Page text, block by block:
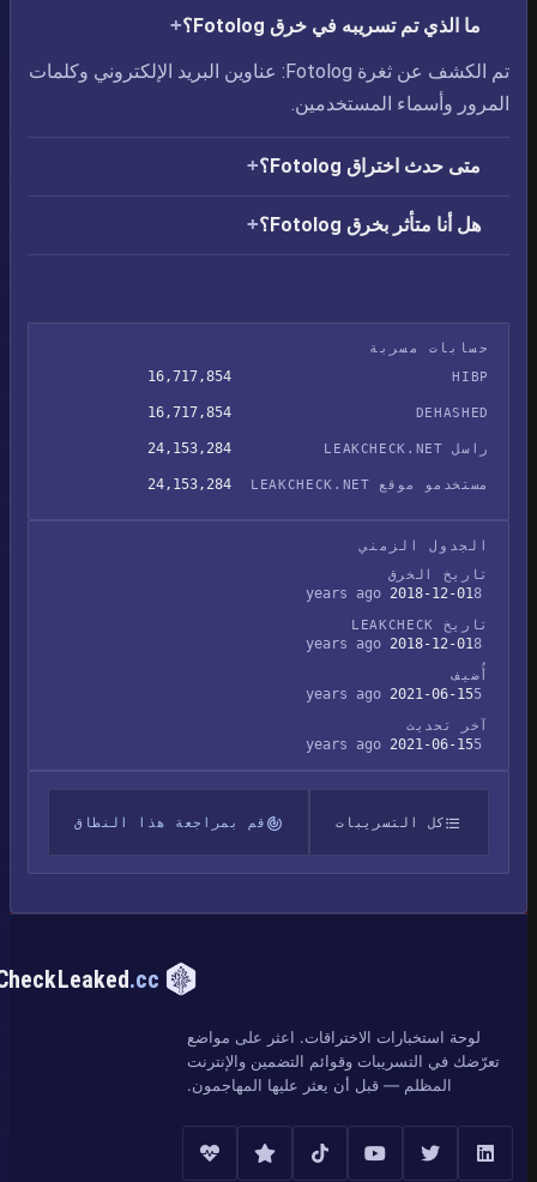
ما الذي تم تسريبه في خرق Fotolog؟
تم الكشف عن ثغرة Fotolog: عناوين البريد الإلكتروني وكلمات
المرور وأسماء المستخدمين.
متى حدث اختراق Fotolog؟
هل أنا متأثر بخرق Fotolog؟
حسابات مسربة
HIBP
16,717,854
DEHASHED
16,717,854
راسل LEAKCHECK.NET 24,153,284
مستخدمو موقع LEAKCHECK.NET 24,153,284
الجدول الزمني
تاريخ الخرق
2018-12-01
تاريخ LEAKCHECK
2018-12-01
أُضيف
2021-06-15
آخر تحديث
2021-06-15
كل التسريبات قم بمراجعة هذا النطاق
CheckLeaked.cc
لوحة استخبارات الاختراقات. اعثر على مواضع
تعرّضك في التسريبات وقوائم التضمين والإنترنت
المظلم — قبل أن يعثر عليها المهاجمون.